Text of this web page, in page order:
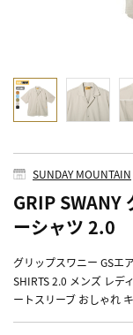
SUNDAY MOUNTAIN
GRIP SWANY
ーシャツ 2.0
グリップスワニー GSエ
SHIRTS 2.0 メンズ レデ
ートスリーブ おしゃれ